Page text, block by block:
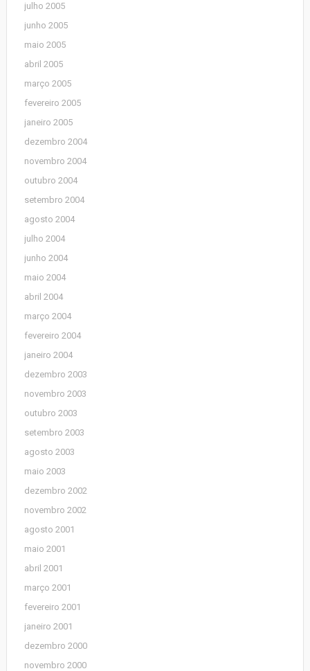
julho 2005
junho 2005
maio 2005
abril 2005
março 2005
fevereiro 2005
janeiro 2005
dezembro 2004
novembro 2004
outubro 2004
setembro 2004
agosto 2004
julho 2004
junho 2004
maio 2004
abril 2004
março 2004
fevereiro 2004
janeiro 2004
dezembro 2003
novembro 2003
outubro 2003
setembro 2003
agosto 2003
maio 2003
dezembro 2002
novembro 2002
agosto 2001
maio 2001
abril 2001
março 2001
fevereiro 2001
janeiro 2001
dezembro 2000
novembro 2000